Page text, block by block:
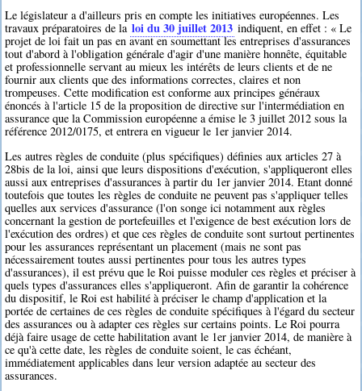
Le législateur a d'ailleurs pris en compte les initiatives européennes. Les
travaux préparatoires de la loi du 30 juillet 2013 indiquent, en effet : « Le
projet de loi fait un pas en avant en soumettant les entreprises d'assurances
tout d'abord à l'obligation générale d'agir d'une manière honnête, équitable
et professionnelle servant au mieux les intérêts de leurs clients et de ne
fournir aux clients que des informations correctes, claires et non
trompeuses. Cette modification est conforme aux principes généraux
énoncés à l'article 15 de la proposition de directive sur l'intermédiation en
assurance que la Commission européenne a émise le 3 juillet 2012 sous la
référence 2012/0175, et entrera en vigueur le 1er janvier 2014.
Les autres règles de conduite (plus spécifiques) définies aux articles 27 à
28bis de la loi, ainsi que leurs dispositions d'exécution, s'appliqueront elles
aussi aux entreprises d'assurances à partir du 1er janvier 2014. Etant donné
toutefois que toutes les règles de conduite ne peuvent pas s'appliquer telles
quelles aux services d'assurance (l'on songe ici notamment aux règles
concernant la gestion de portefeuilles et l'exigence de best exécution lors de
l'exécution des ordres) et que ces règles de conduite sont surtout pertinentes
pour les assurances représentant un placement (mais ne sont pas
nécessairement toutes aussi pertinentes pour tous les autres types
d'assurances), il est prévu que le Roi puisse moduler ces règles et préciser à
quels types d'assurances elles s'appliqueront. Afin de garantir la cohérence
du dispositif, le Roi est habilité à préciser le champ d'application et la
portée de certaines de ces règles de conduite spécifiques à l'égard du secteur
des assurances ou à adapter ces règles sur certains points. Le Roi pourra
déjà faire usage de cette habilitation avant le 1er janvier 2014, de manière à
ce qu'à cette date, les règles de conduite soient, le cas échéant,
immédiatement applicables dans leur version adaptée au secteur des
assurances.